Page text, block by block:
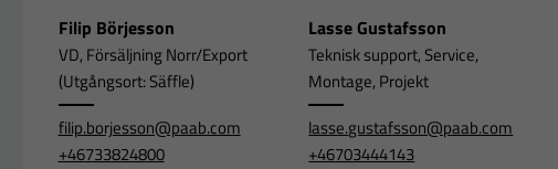
Filip Börjesson
VD, Försäljning Norr/Export
(Utgångsort: Säffle)
filip.borjesson@paab.com
+46733824800
Lasse Gustafsson
Teknisk support, Service,
Montage, Projekt
lasse.gustafsson@paab.com
+46703444143